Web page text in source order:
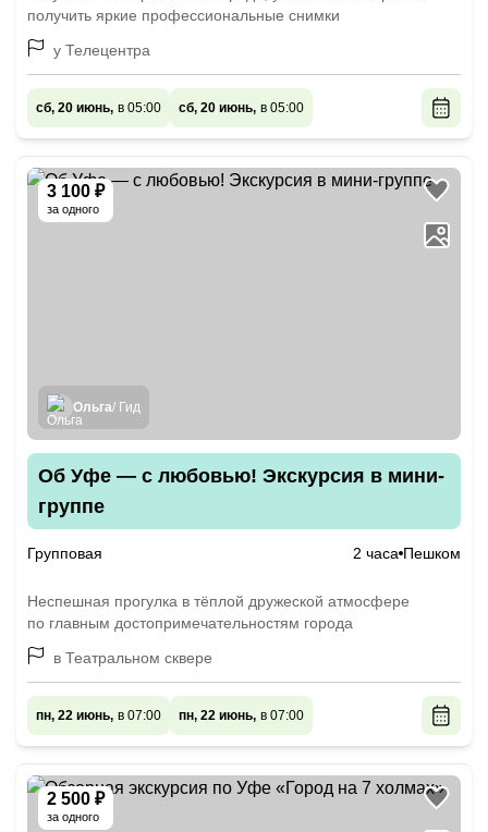
получить яркие профессиональные снимки
у Телецентра
сб, 20 июнь, в 05:00 сб, 20 июнь, в 05:00
3 100 ₽
за одного
Ольга/ Гид
Об Уфе — с любовью! Экскурсия в мини-
группе
Групповая 2 часа Пешком
Неспешная прогулка в тёплой дружеской атмосфере
по главным достопримечательностям города
в Театральном сквере
пн, 22 июнь, в 07:00 пн, 22 июнь, в 07:00
2 500 ₽
за одного